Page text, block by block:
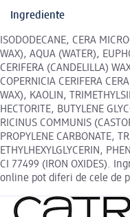
Ingrediente
ISODODECANE, CERA
WAX), AQUA (WATER),
CERIFERA (CANDELILLA)
COPERNICIA CERIFERA
WAX), KAOLIN,
HECTORITE, BUTYLENE
RICINUS COMMUNIS
PROPYLENE CARBONATE,
ETHYLHEXYLGLYCERIN,
CI 77499 (IRON OXIDES).
online pot diferi de cele de